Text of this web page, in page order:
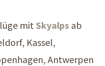
mitSkyalps ab
Kassel,
Antwerpen